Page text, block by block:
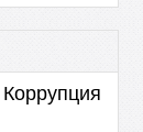
Коррупция